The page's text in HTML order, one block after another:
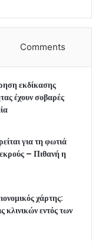
Comments
εκδίκασης
έχουν σοβαρές
για τη φωτιά
– Πιθανή η
χάρτης:
κλινικών εντός των